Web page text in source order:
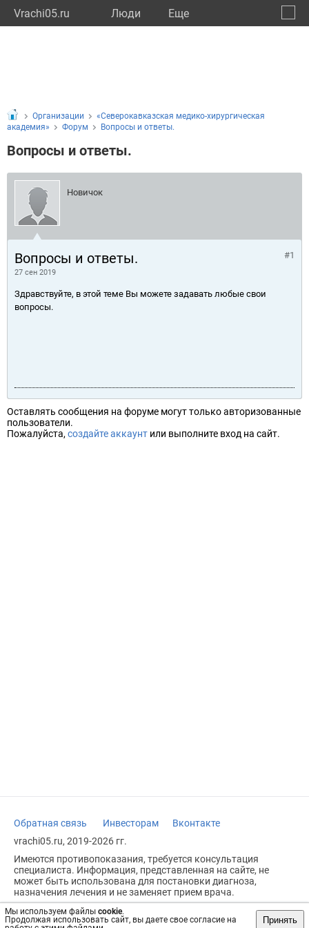
Vrachi05.ru Люди Eще
Мы используем файлы cookie.
Продолжая использовать сайт, вы даете свое согласие на
Принять
Организации
«Северокавказская медико-хирургическая
академия»
Форум Вопросы и ответы.
Вопросы и ответы.
Новичок
Вопросы и ответы.
27 сен 2019
#1
Здравствуйте, в этой теме Вы можете задавать любые свои
вопросы.
Оставлять сообщения на форуме могут только авторизованные
пользователи.
Пожалуйста, создайте аккаунт или выполните вход на сайт.
Обратная связь Инвесторам
Вконтакте
vrachi05.ru, 2019-2026 гг.
Имеются противопоказания, требуется консультация
специалиста. Информация, представленная на сайте, не
может быть использована для постановки диагноза,
назначения лечения и не заменяет прием врача.
Возрастное ограничение: 18+